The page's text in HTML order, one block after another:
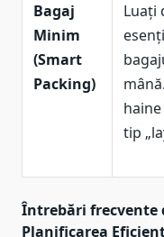
Bagaj
Minim
(Smart
Packing)
Luați
tip
Întrebări frecvente
Planificarea